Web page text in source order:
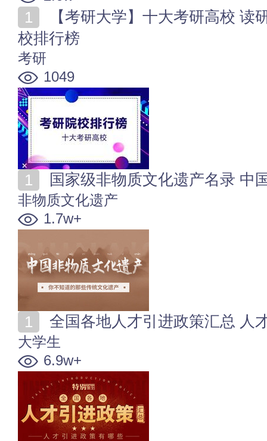
校排行榜
考研
1049
国家级非物质文化遗产名录 中
非物质文化遗产
1.7w+
全国各地人才引进政策汇总 人
大学生
6.9w+